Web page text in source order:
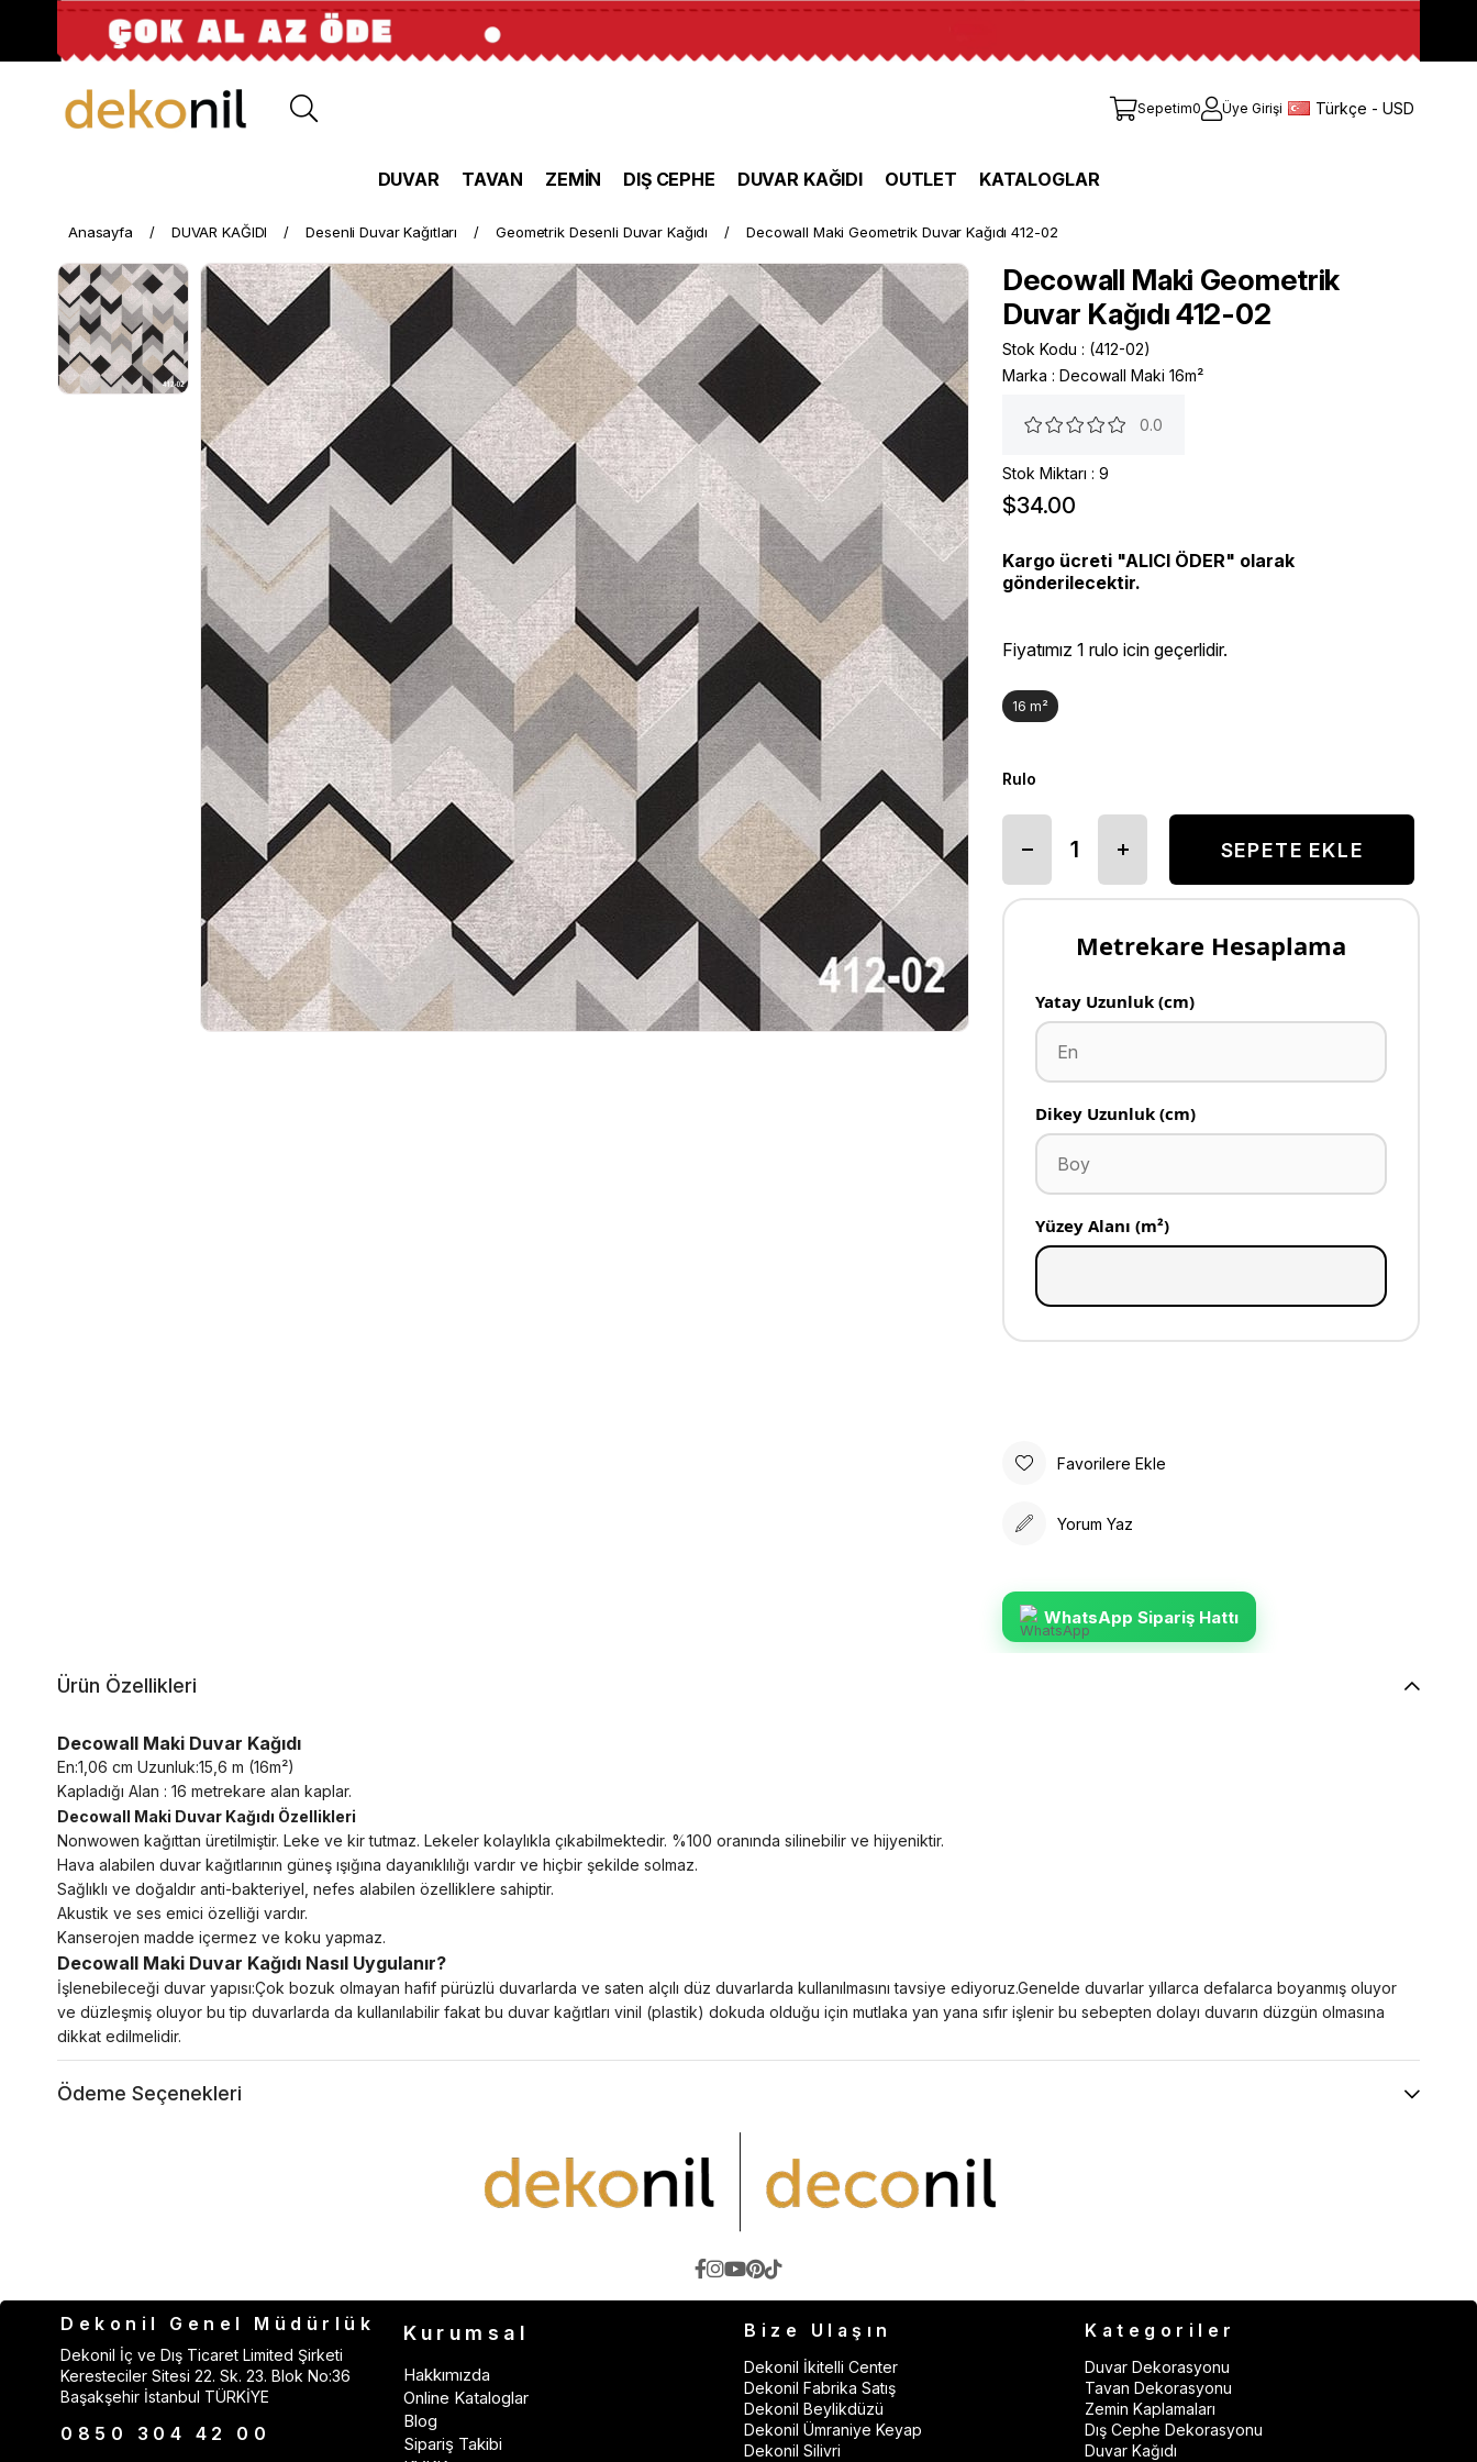
Sepetim0 Üye Girişi Türkçe - USD
DUVAR TAVAN ZEMİN DIŞ CEPHE DUVAR KAĞIDI OUTLET KATALOGLAR
Anasayfa DUVAR KAĞIDI Desenli Duvar Kağıtları Geometrik Desenli Duvar Kağıdı Decowall Maki Geometrik Duvar Kağıdı 412-02
Decowall Maki Geometrik
Duvar Kağıdı 412-02
Stok Kodu
(412-02)
Marka : Decowall Maki 16m²
0.0
Stok Miktarı : 9
$34.00
Kargo ücreti "ALICI ÖDER" olarak
gönderilecektir.
Fiyatımız 1 rulo icin geçerlidir.
16 m²
Rulo
Metrekare Hesaplama
Yatay Uzunluk (cm)
Dikey Uzunluk (cm)
Yüzey Alanı (m²)
Favorilere Ekle
Yorum Yaz
WhatsApp Sipariş Hattı
Ürün Özellikleri
Decowall Maki Duvar Kağıdı
En:1,06 cm Uzunluk:15,6 m (16m²)
Kapladığı Alan : 16 metrekare alan kaplar.
Decowall Maki Duvar Kağıdı Özellikleri
Nonwowen kağıttan üretilmiştir. Leke ve kir tutmaz. Lekeler kolaylıkla çıkabilmektedir. %100 oranında silinebilir ve hijyeniktir.
Hava alabilen duvar kağıtlarının güneş ışığına dayanıklılığı vardır ve hiçbir şekilde solmaz.
Sağlıklı ve doğaldır anti-bakteriyel, nefes alabilen özelliklere sahiptir.
Akustik ve ses emici özelliği vardır.
Kanserojen madde içermez ve koku yapmaz.
Decowall Maki Duvar Kağıdı Nasıl Uygulanır?
İşlenebileceği duvar yapısı:Çok bozuk olmayan hafif pürüzlü duvarlarda ve saten alçılı düz duvarlarda kullanılmasını tavsiye ediyoruz.Genelde duvarlar yıllarca defalarca boyanmış oluyor
ve düzleşmiş oluyor bu tip duvarlarda da kullanılabilir fakat bu duvar kağıtları vinil (plastik) dokuda olduğu için mutlaka yan yana sıfır işlenir bu sebepten dolayı duvarın düzgün olmasına
dikkat edilmelidir.
Ödeme Seçenekleri
Dekonil Genel Müdürlük
Dekonil İç ve Dış Ticaret Limited Şirketi
Keresteciler Sitesi 22. Sk. 23. Blok No:36
Başakşehir İstanbul TÜRKİYE
0850 304 42 00
Kurumsal
Hakkımızda
Online Kataloglar
Blog
Sipariş Takibi
Bize Ulaşın
Dekonil İkitelli Center
Dekonil Fabrika Satış
Dekonil Beylikdüzü
Dekonil Ümraniye Keyap
Dekonil Silivri
Kategoriler
Duvar Dekorasyonu
Tavan Dekorasyonu
Zemin Kaplamaları
Dış Cephe Dekorasyonu
Duvar Kağıdı